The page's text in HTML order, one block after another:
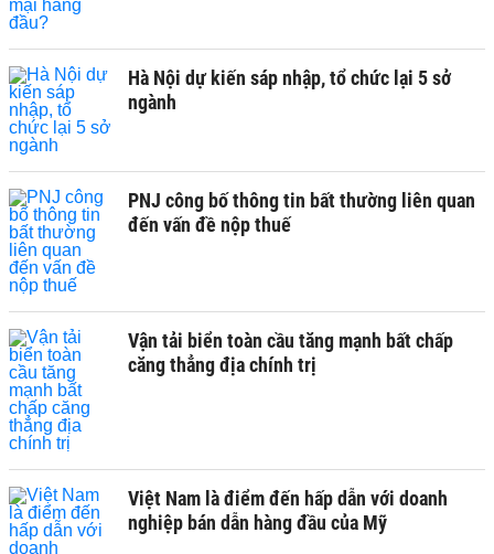
Hà Nội dự kiến sáp nhập, tổ chức lại 5 sở
ngành
PNJ công bố thông tin bất thường liên quan
đến vấn đề nộp thuế
Vận tải biển toàn cầu tăng mạnh bất chấp
căng thẳng địa chính trị
Việt Nam là điểm đến hấp dẫn với doanh
nghiệp bán dẫn hàng đầu của Mỹ